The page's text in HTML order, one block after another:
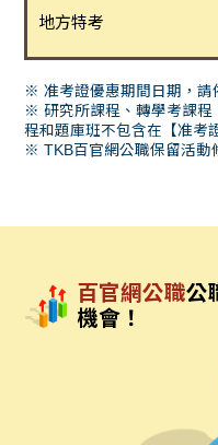
地方特考
※ 准考證優惠期間日期，請
※ 研究所課程、轉學考課程
程和題庫班不包含在【准考
※ TKB百官網公職保留活動
百官網公職公
機會！